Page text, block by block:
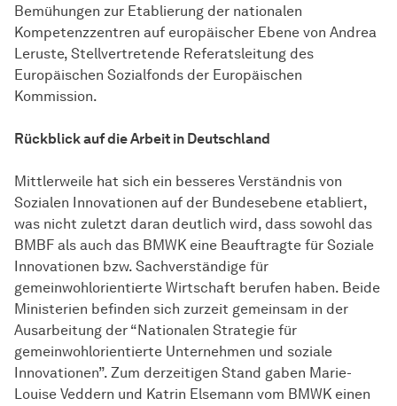
Bemühungen zur Etablierung der nationalen
Kompetenzzentren auf europäischer Ebene von Andrea
Leruste, Stellvertretende Referatsleitung des
Europäischen Sozialfonds der Europäischen
Kommission.
Rückblick auf die Arbeit in Deutschland
Mittlerweile hat sich ein besseres Verständnis von
Sozialen Innovationen auf der Bundesebene etabliert,
was nicht zuletzt daran deutlich wird, dass sowohl das
BMBF als auch das BMWK eine Beauftragte für Soziale
Innovationen bzw. Sachverständige für
gemeinwohlorientierte Wirtschaft berufen haben. Beide
Ministerien befinden sich zurzeit gemeinsam in der
Ausarbeitung der “Nationalen Strategie für
gemeinwohlorientierte Unternehmen und soziale
Innovationen”. Zum derzeitigen Stand gaben Marie-
Louise Veddern und Katrin Elsemann vom BMWK einen